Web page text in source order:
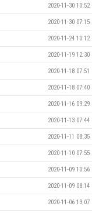
2020-11-30 10:52
2020-11-30 07:15
2020-11-24 10:12
2020-11-19 12:30
2020-11-18 07:51
2020-11-18 07:40
2020-11-16 09:29
2020-11-13 07:44
2020-11-11 08:35
2020-11-10 07:55
2020-11-09 10:56
2020-11-09 08:14
2020-11-06 13:07